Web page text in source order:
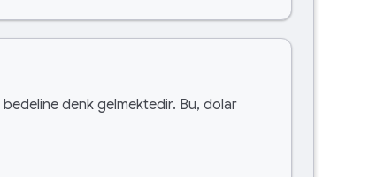
bedeline denk gelmektedir. Bu, dolar